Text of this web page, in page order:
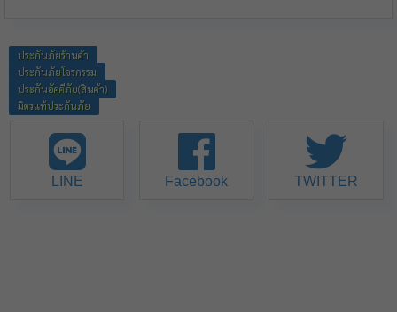
ประกันภัยร้านค้า
ประกันภัยโจรกรรม
ประกันอัคคีภัย(สินค้า)
มิตรแท้ประกันภัย
LINE Facebook TWITTER